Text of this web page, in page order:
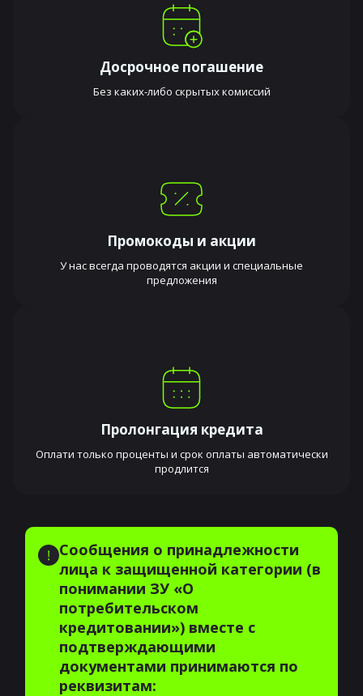
Досрочное погашение
Без каких-либо скрытых комиссий
Промокоды и акции
У нас всегда проводятся акции и специальные
предложения
Пролонгация кредита
Оплати только проценты и срок оплаты автоматически
продлится
Сообщения о принадлежности
лица к защищенной категории (в
понимании ЗУ «О
потребительском
кредитовании») вместе с
подтверждающими
документами принимаются по
реквизитам: